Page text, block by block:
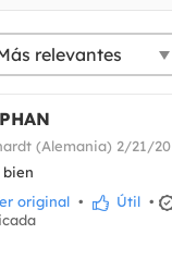
(Alemania) 2/21/20
bien
original • Útil •